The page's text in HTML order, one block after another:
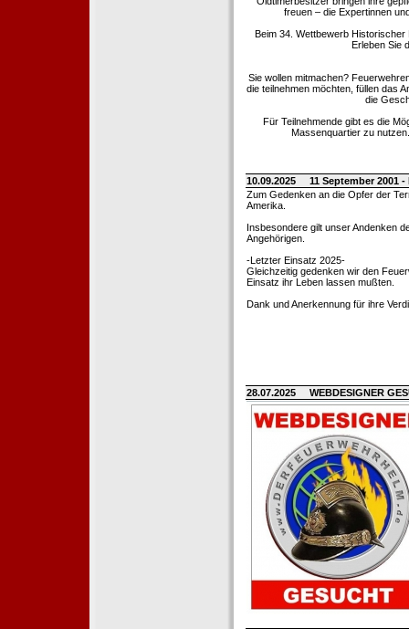
freuen – die Expertinnen
Beim 34. Wettbewerb
Erleben Sie
Sie wollen mitmachen?
die teilnehmen möchten, füllen das
die
Für Teilnehmende gibt es die
Massenquartier zu
10.09.2025
11 September 2001
Zum Gedenken an die Opfer der
Amerika.
Insbesondere gilt unser Andenken
Angehörigen.
-Letzter Einsatz 2025-
Gleichzeitig gedenken wir den
Einsatz ihr Leben lassen mußten.
Dank und Anerkennung für ihre
28.07.2025 WEBDESIGNER